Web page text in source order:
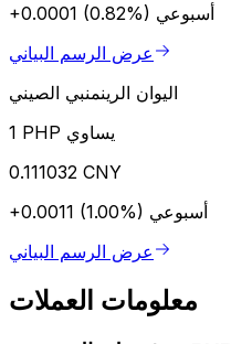
+0.0001 (0.82%) أسبوعي
عرض الرسم البياني
اليوان الرينمنبي الصيني
1 PHP يساوي
0.111032 CNY
+0.0011 (1.00%) أسبوعي
عرض الرسم البياني
معلومات العملات